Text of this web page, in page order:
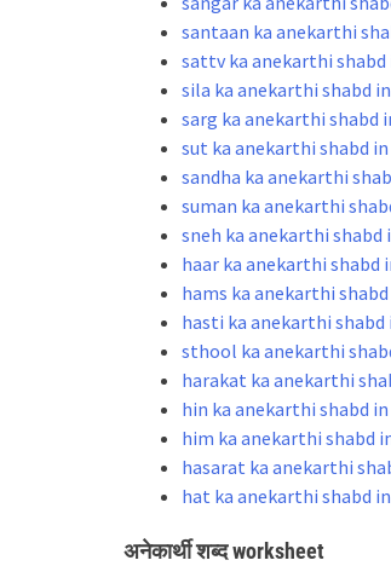
santaan ka anekarthi
sattv ka anekarthi shabd
sila ka anekarthi shabd in
sarg ka anekarthi shabd
sut ka anekarthi shabd in
sandha ka anekarthi
suman ka anekarthi
sneh ka anekarthi shabd
haar ka anekarthi shabd
hams ka anekarthi shabd
hasti ka anekarthi shabd
sthool ka anekarthi
harakat ka anekarthi
hin ka anekarthi shabd in
him ka anekarthi shabd in
hasarat ka anekarthi
hat ka anekarthi shabd in
अनेकार्थी शब्द worksheet